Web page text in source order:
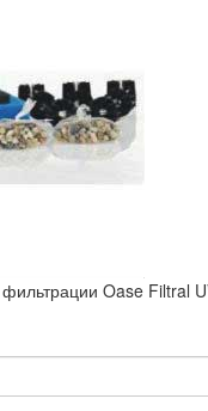
Oase Filtral